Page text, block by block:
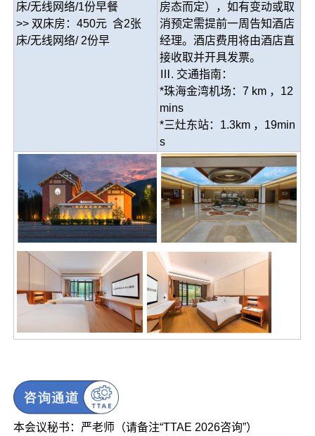
床/无线网络/1份早餐
>> 双床房：450元 含2张
床/无线网络/ 2份早
房态而定），如有变动或取
消预定需提前一周告知酒店
经理。酒店费用将由酒店直
接收取并开具发票。
Ⅲ. 交通指南：
*珠海金湾机场：7 km ，12
mins
*三灶东站：1.3km ，19min
s
本会议秘书：严老师（请备注“TTAE 2026咨询”）